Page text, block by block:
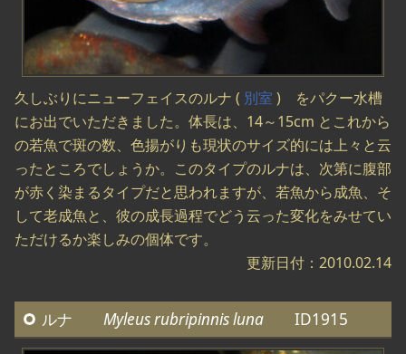
久しぶりにニューフェイスのルナ ( 別室 ) をパクー水槽
にお出でいただきました。体長は、14～15cm とこれから
の若魚で斑の数、色揚がりも現状のサイズ的には上々と云
ったところでしょうか。このタイプのルナは、次第に腹部
が赤く染まるタイプだと思われますが、若魚から成魚、そ
して老成魚と、彼の成長過程でどう云った変化をみせてい
ただけるか楽しみの個体です。
更新日付：2010.02.14
ルナ Myleus rubripinnis luna ID1915